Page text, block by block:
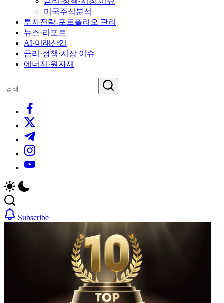
미국주식분석
투자전략-포트폴리오 관리
뉴스·리포트
AI·미래산업
금리·정책·시장 이슈
에너지·원자재
닫
기
검
검
https://www.facebook.com/
https://twitter.com/
https://t.me/
https://www.instagram.com/
https://youtube.com/
Subscribe